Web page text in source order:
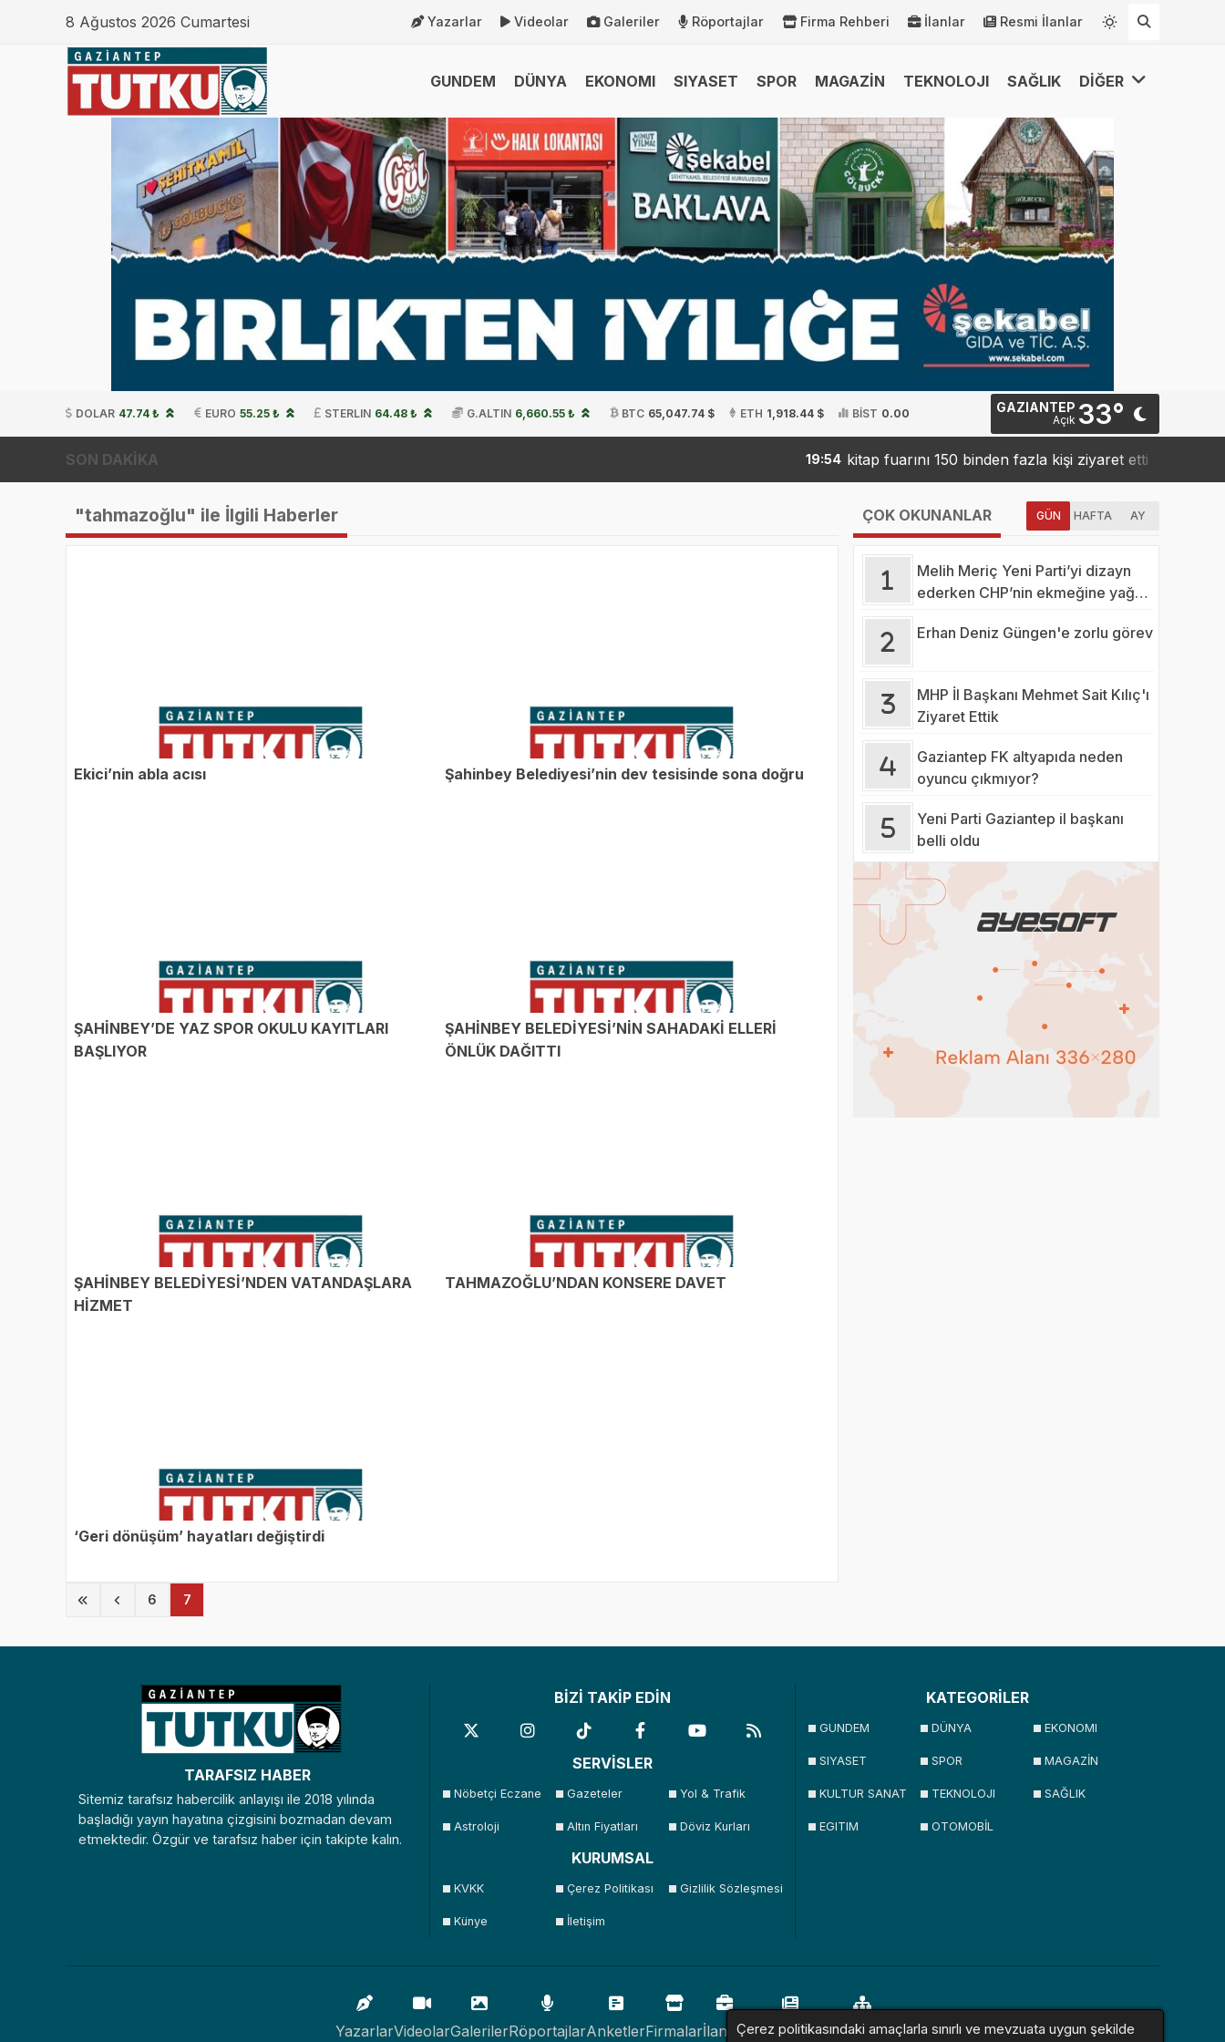
8 Ağustos 2026 Cumartesi Yazarlar Videolar Galeriler Röportajlar Firma Rehberi İlanlar Resmi İlanlar
GUNDEM DÜNYA EKONOMI SIYASET SPOR MAGAZİN TEKNOLOJI SAĞLIK DİĞER
DOLAR 47.74 ₺ EURO 55.25 ₺ STERLIN 64.48 ₺ G.ALTIN 6,660.55 ₺ BTC 65,047.74 $ ETH 1,918.44 $ BİST 0.00 GAZIANTEP
Açık 33°
SON DAKİKA 19:54 kitap fuarını 150 binden fazla kişi ziyaret etti 19:42
"tahmazoğlu" ile İlgili Haberler
Ekici’nin abla acısı Şahinbey Belediyesi’nin dev tesisinde sona doğru
ŞAHİNBEY’DE YAZ SPOR OKULU KAYITLARI
BAŞLIYOR
ŞAHİNBEY BELEDİYESİ’NİN SAHADAKİ ELLERİ
ÖNLÜK DAĞITTI
ŞAHİNBEY BELEDİYESİ’NDEN VATANDAŞLARA
HİZMET
TAHMAZOĞLU’NDAN KONSERE DAVET
‘Geri dönüşüm’ hayatları değiştirdi
6 7(current)
ÇOK OKUNANLAR GÜN HAFTA AY
Melih Meriç Yeni Parti’yi dizayn
ederken CHP’nin ekmeğine yağ
Erhan Deniz Güngen'e zorlu görev
MHP İl Başkanı Mehmet Sait Kılıç'ı
Ziyaret Ettik
Gaziantep FK altyapıda neden
oyuncu çıkmıyor?
Yeni Parti Gaziantep il başkanı
belli oldu
TARAFSIZ HABER
Sitemiz tarafsız habercilik anlayışı ile 2018 yılında
başladığı yayın hayatına çizgisini bozmadan devam
etmektedir. Özgür ve tarafsız haber için takipte kalın.
BİZİ TAKİP EDİN
SERVİSLER
Nöbetçi Eczane Gazeteler Yol & Trafik
Astroloji Altın Fiyatları Döviz Kurları
KURUMSAL
KVKK Çerez Politikası Gizlilik Sözleşmesi
Künye İletişim
KATEGORİLER
GUNDEM DÜNYA EKONOMI
SIYASET SPOR MAGAZİN
KULTUR SANAT TEKNOLOJI SAĞLIK
EGITIM OTOMOBİL
YazarlarVideolarGalerilerRöportajlarAnketlerFirmalarİlanlarResmi İlanlarSitemap
Çerez politikasındaki amaçlarla sınırlı ve mevzuata uygun şekilde